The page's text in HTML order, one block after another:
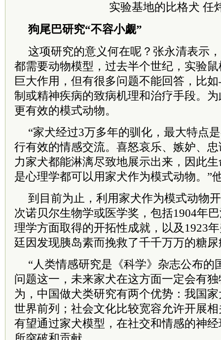
实验基地的比格犬 任
狗尾巴研究“不容小觑”
这项研究的意义何在呢？张永清表示
都需要动物模型，过去半个世纪，实验
巨大作用，但有很多问题不能回答，比
制或精神疾病的致病机理和治疗手段。
更有效的模式动物。
“家犬经过3万多年的驯化，最大特点
行有效的情感交流。喜怒哀乐、嫉妒、
力家犬都能淋漓尽致地展示出来，因此
是心理学都可以用家犬作为模式动物。”
到目前为止，利用家犬作为模式动物
次诺贝尔生物学或医学奖，包括1904年
理学方面取得的开拓性成就，以及1923
廷因发现胰岛素而挽救了千千万万的糖
“人类情感研究是《科学》杂志公布的
问题这一，未来家犬在这方面一定会有
为，中国做犬类研究有两个优势：我国
世界前列；社会文化比较宽容允许开展
有望通过家犬模型，在社交和情感的神